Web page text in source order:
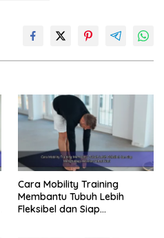
Cara Mobility Training
Membantu Tubuh Lebih
Fleksibel dan Siap